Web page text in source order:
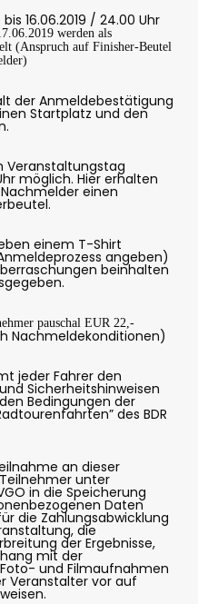
16.06.2019 / 24.00 Uhr
werden als
(Anspruch auf Finisher-Beutel
der Anmeldebestätigung
Startplatz und den
Veranstaltungstag
möglich. Hier erhalten
einen
einem T-Shirt
angeben)
beinhalten
pauschal EUR 22,-
Nachmeldekonditionen)
jeder Fahrer den
Sicherheitshinweisen
Bedingungen der
des BDR
an dieser
unter
in die Speicherung
Daten
die Zahlungsabwicklung
die
der Ergebnisse,
mit der
und Filmaufnahmen
Veranstalter vor auf